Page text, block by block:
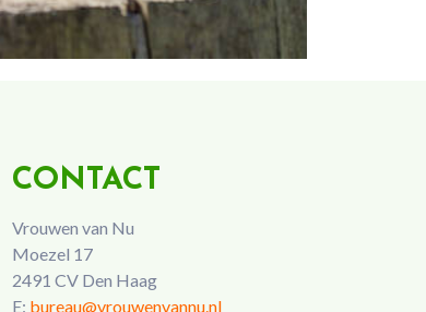
CONTACT
Vrouwen van Nu
Moezel 17
2491 CV Den Haag
E: bureau@vrouwenvannu.nl